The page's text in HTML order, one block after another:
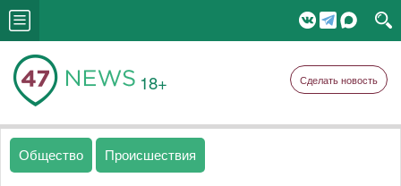
18+ Сделать новость
Общество Происшествия